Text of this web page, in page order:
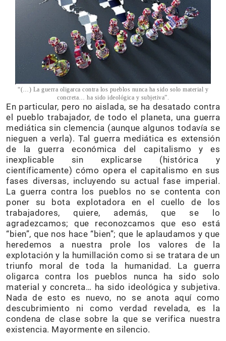
“(…) La guerra oligarca contra los pueblos nunca ha sido solo material y
concreta… ha sido ideológica y subjetiva”.
En particular, pero no aislada, se ha desatado contra
el pueblo trabajador, de todo el planeta, una guerra
mediática sin clemencia (aunque algunos todavía se
nieguen a verla). Tal guerra mediática es extensión
de la guerra económica del capitalismo y es
inexplicable sin explicarse (histórica y
científicamente) cómo opera el capitalismo en sus
fases diversas, incluyendo su actual fase imperial.
La guerra contra los pueblos no se contenta con
poner su bota explotadora en el cuello de los
trabajadores, quiere, además, que se lo
agradezcamos; que reconozcamos que eso está
“bien”, que nos hace “bien”; que le aplaudamos y que
heredemos a nuestra prole los valores de la
explotación y la humillación como si se tratara de un
triunfo moral de toda la humanidad. La guerra
oligarca contra los pueblos nunca ha sido solo
material y concreta… ha sido ideológica y subjetiva.
Nada de esto es nuevo, no se anota aquí como
descubrimiento ni como verdad revelada, es la
condena de clase sobre la que se verifica nuestra
existencia. Mayormente en silencio.